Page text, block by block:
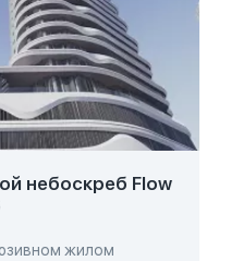
небоскреб Flow
жилом